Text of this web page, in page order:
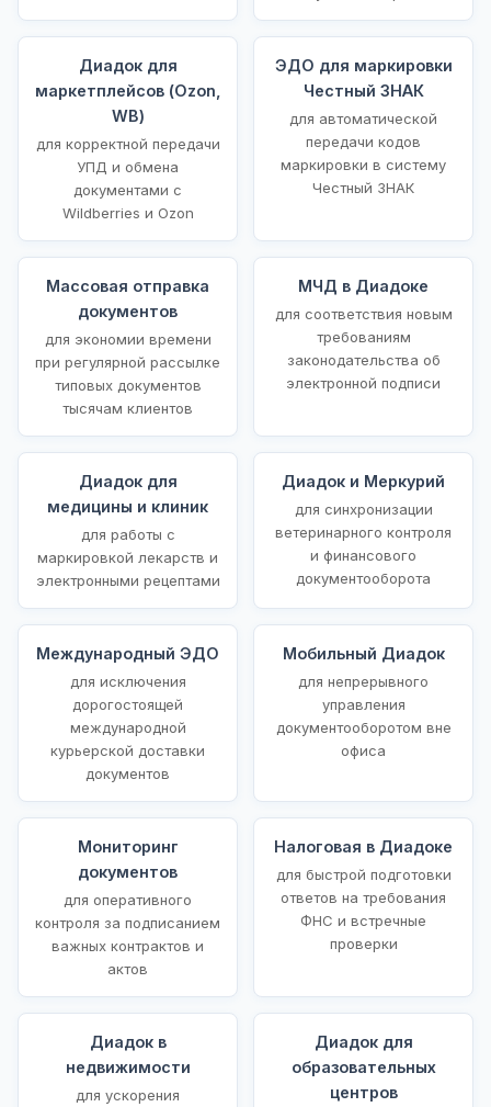
Диадок для
маркетплейсов (Ozon,
WB)
для корректной передачи
УПД и обмена
документами с
Wildberries и Ozon
ЭДО для маркировки
Честный ЗНАК
для автоматической
передачи кодов
маркировки в систему
Честный ЗНАК
Массовая отправка
документов
для экономии времени
при регулярной рассылке
типовых документов
тысячам клиентов
МЧД в Диадоке
для соответствия новым
требованиям
законодательства об
электронной подписи
Диадок для
медицины и клиник
для работы с
маркировкой лекарств и
электронными рецептами
Диадок и Меркурий
для синхронизации
ветеринарного контроля
и финансового
документооборота
Международный ЭДО
для исключения
дорогостоящей
международной
курьерской доставки
документов
Мобильный Диадок
для непрерывного
управления
документооборотом вне
офиса
Мониторинг
документов
для оперативного
контроля за подписанием
важных контрактов и
актов
Налоговая в Диадоке
для быстрой подготовки
ответов на требования
ФНС и встречные
проверки
Диадок в
недвижимости
для ускорения
Диадок для
образовательных
центров